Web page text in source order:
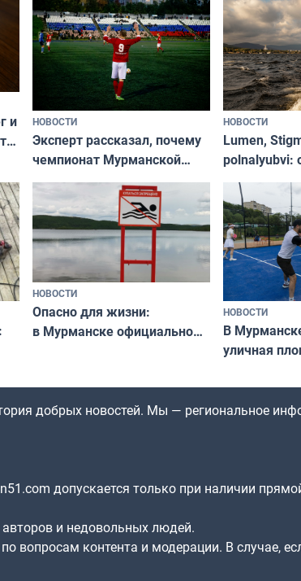
и
НОВОСТИ
Эксперт рассказал, почему
чемпионат Мурманской
области по футболу остался
незамеченным
НОВОСТИ
Lumen,
polnalyubvi:
«Имандра»
НОВОСТИ
Опасно для жизни:
в Мурманске официально
НОВОСТИ
В
уличная
добрых новостей. Мы — региональное
допускается только при наличии
и недовольных людей.
вопросам контента и модерации. В случае,